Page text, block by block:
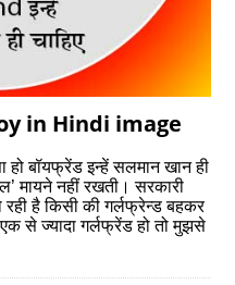
in Hindi image
बॉयफ्रेंड इन्‍हें सलमान खान ही
मायने नहीं रखती। सरकारी
रही है किसी की गर्लफ्रेन्‍ड बहकर
से ज्‍यादा गर्लफ्रेंड हो तो मुझसे